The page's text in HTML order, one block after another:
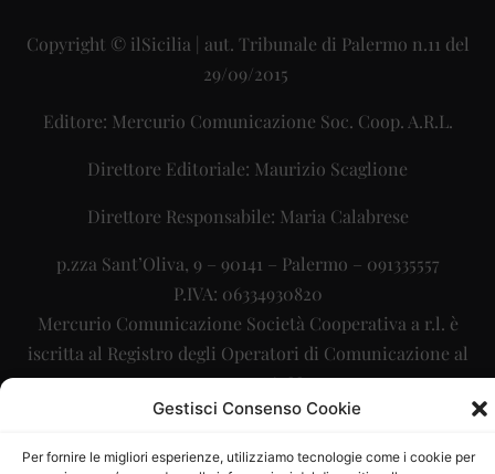
Gestisci Consenso Cookie
Per fornire le migliori esperienze, utilizziamo tecnologie come i cookie per
Copyright © ilSicilia | aut. Tribunale di Palermo n.11 del
29/09/2015
Editore: Mercurio Comunicazione Soc. Coop. A.R.L.
Direttore Editoriale: Maurizio Scaglione
Direttore Responsabile: Maria Calabrese
p.zza Sant’Oliva, 9 – 90141 – Palermo – 091335557
P.IVA: 06334930820
Mercurio Comunicazione Società Cooperativa a r.l. è
iscritta al Registro degli Operatori di Comunicazione al
numero 26988